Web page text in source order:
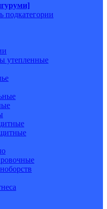
подкатегории
утепленные